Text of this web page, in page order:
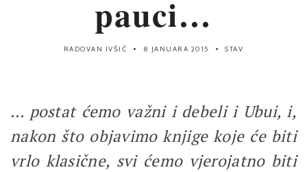
pauci…
RADOVAN IVŠIĆ 8 JANUARA 2015 STAV
… postat ćemo važni i debeli i Ubui, i,
nakon što objavimo knjige koje će biti
vrlo klasične, svi ćemo vjerojatno biti